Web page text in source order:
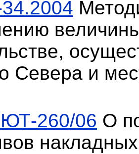
Севера и
260/06 О